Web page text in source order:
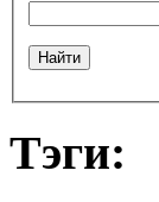
Тэги: